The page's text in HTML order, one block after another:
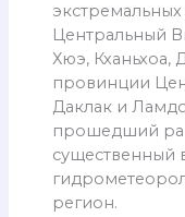
Центральный
Хюэ, Кханьхоа,
провинции
Даклак и
прошедший
существенный
регион.